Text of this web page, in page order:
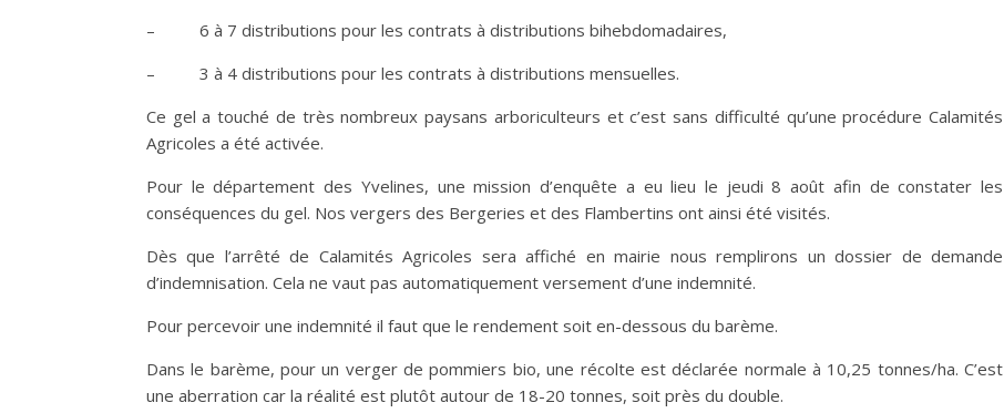
– 6 à 7 distributions pour les contrats à distributions bihebdomadaires,
– 3 à 4 distributions pour les contrats à distributions mensuelles.
Ce gel a touché de très nombreux paysans arboriculteurs et c’est sans difficulté qu’une procédure Calamités
Agricoles a été activée.
Pour le département des Yvelines, une mission d’enquête a eu lieu le jeudi 8 août afin de constater les
conséquences du gel. Nos vergers des Bergeries et des Flambertins ont ainsi été visités.
Dès que l’arrêté de Calamités Agricoles sera affiché en mairie nous remplirons un dossier de demande
d’indemnisation. Cela ne vaut pas automatiquement versement d’une indemnité.
Pour percevoir une indemnité il faut que le rendement soit en-dessous du barème.
Dans le barème, pour un verger de pommiers bio, une récolte est déclarée normale à 10,25 tonnes/ha. C’est
une aberration car la réalité est plutôt autour de 18-20 tonnes, soit près du double.